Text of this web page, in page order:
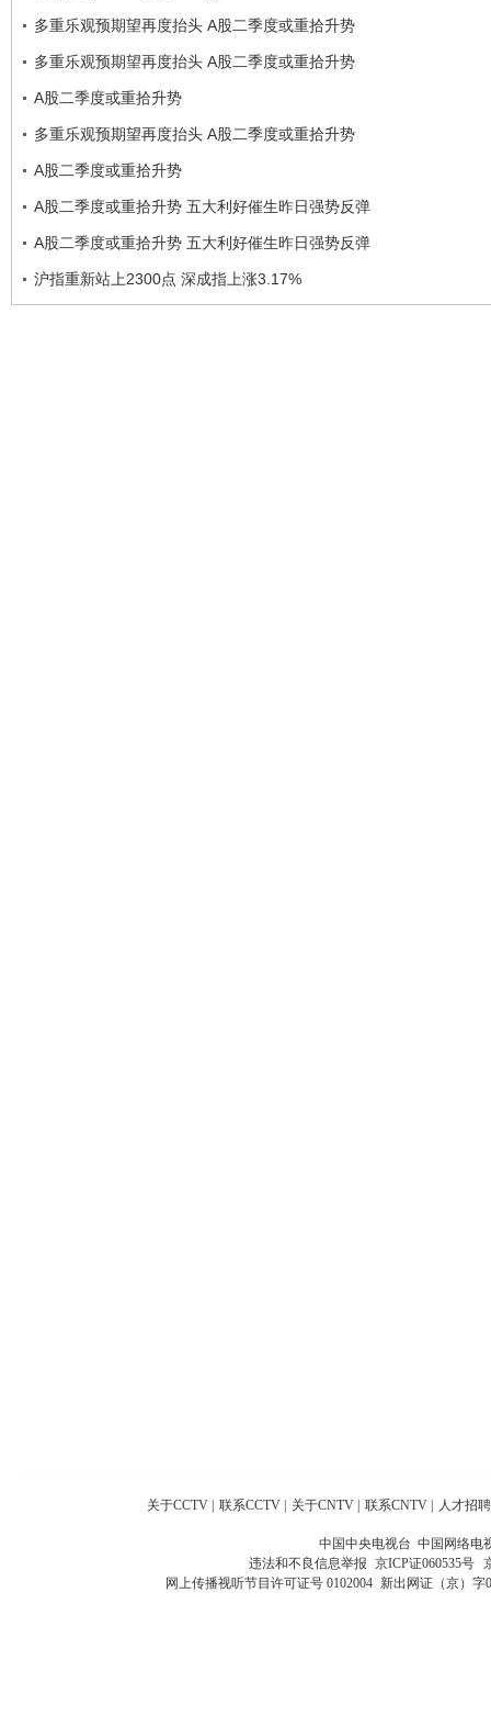
多重乐观预期望再度抬头 A股二季度或重拾升势
多重乐观预期望再度抬头 A股二季度或重拾升势
A股二季度或重拾升势
多重乐观预期望再度抬头 A股二季度或重拾升势
A股二季度或重拾升势
A股二季度或重拾升势 五大利好催生昨日强势反弹
A股二季度或重拾升势 五大利好催生昨日强势反弹
沪指重新站上2300点 深成指上涨3.17%
关于CCTV 联系CCTV 关于CNTV 联系CNTV 人才招聘
中国中央电视台 中国网络电
违法和不良信息举报 京ICP证060535号
网上传播视听节目许可证号 0102004 新出网证（京）